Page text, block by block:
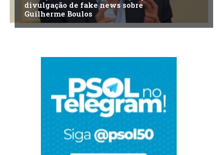
divulgação de fake news sobre
Guilherme Boulos